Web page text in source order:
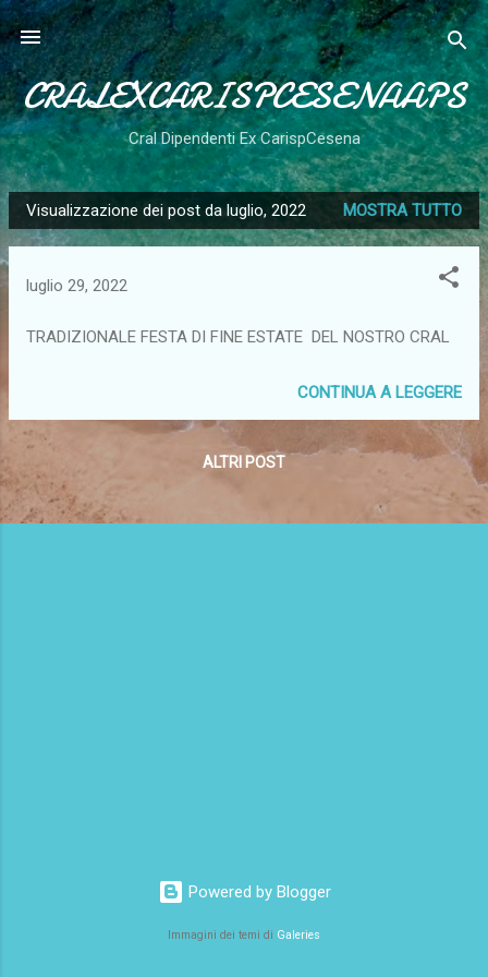
Passa ai contenuti principali
CRALEXCARISPCESENAAPS
Cral Dipendenti Ex CarispCesena
P
o
Visualizzazione dei post da luglio, 2022 MOSTRA TUTTO
luglio 29, 2022
TRADIZIONALE FESTA DI FINE ESTATE DEL NOSTRO CRAL
CONTINUA A LEGGERE
ALTRI POST
Powered by Blogger
Immagini dei temi di Galeries